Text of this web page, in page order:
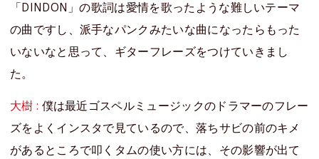
「DINDON」の歌詞は愛情を歌ったような難しいテーマ
の曲ですし、派手なパンクみたいな曲になったらもった
いないなと思って、ギターフレーズをつけていきまし
た。
大樹 : 僕は最近ゴスペルミュージックのドラマーのフレー
ズをよくインスタで見ているので、落ちサビの前のキメ
があるところで叩くタムの使い方には、その影響が出て